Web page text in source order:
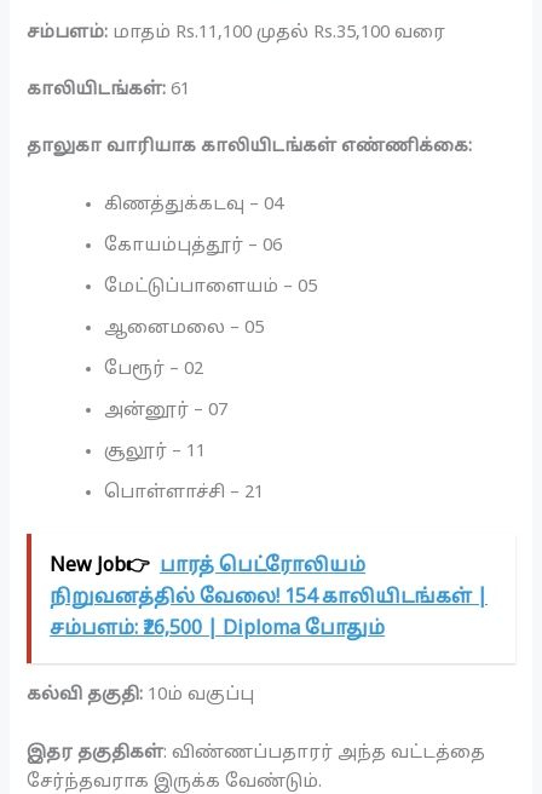
சம்பளம்: மாதம் Rs.11,100 முதல் Rs.35,100 வரை
காலியிடங்கள்: 61
தாலுகா வாரியாக காலியிடங்கள் எண்ணிக்கை:
கிணத்துக்கடவு – 04
கோயம்புத்தூர் – 06
மேட்டுப்பாளையம் – 05
ஆனைமலை – 05
பேரூர் – 02
அன்னூர் – 07
சூலூர் – 11
பொள்ளாச்சி – 21
New Job👉 பாரத் பெட்ரோலியம்
நிறுவனத்தில் வேலை! 154 காலியிடங்கள் |
சம்பளம்: ₹26,500 | Diploma போதும்
கல்வி தகுதி: 10ம் வகுப்பு
இதர தகுதிகள்: விண்ணப்பதாரர் அந்த வட்டத்தை
சேர்ந்தவராக இருக்க வேண்டும்.